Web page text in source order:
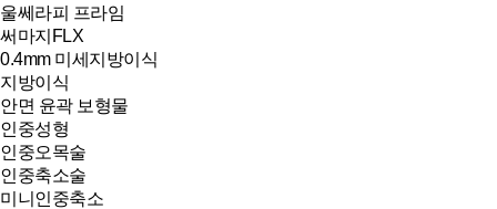
울쎄라피 프라임
써마지FLX
0.4mm 미세지방이식
지방이식
안면 윤곽 보형물
인중성형
인중오목술
인중축소술
미니인중축소